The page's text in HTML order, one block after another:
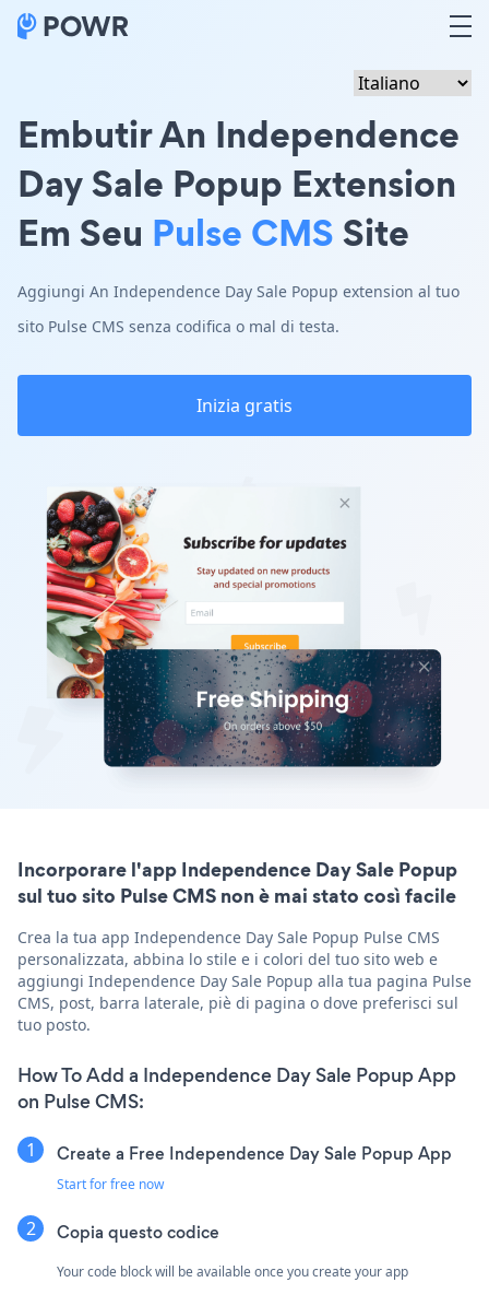
Embutir An Independence
Day Sale Popup Extension
Em Seu Pulse CMSSite
Aggiungi An Independence Day Sale Popup extension al tuo
sito Pulse CMS senza codifica o mal di testa.
Inizia gratis
Incorporare l'app Independence Day Sale Popup
sul tuo sito Pulse CMS non è mai stato così facile
Crea la tua app Independence Day Sale Popup Pulse CMS
personalizzata, abbina lo stile e i colori del tuo sito web e
aggiungi Independence Day Sale Popup alla tua pagina Pulse
CMS, post, barra laterale, piè di pagina o dove preferisci sul
tuo posto.
How To Add a Independence Day Sale Popup App
on Pulse CMS:
Create a Free Independence Day Sale Popup App
Start for free now
Copia questo codice
Your code block will be available once you create your app